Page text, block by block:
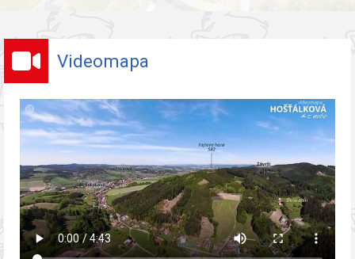
Videomapa